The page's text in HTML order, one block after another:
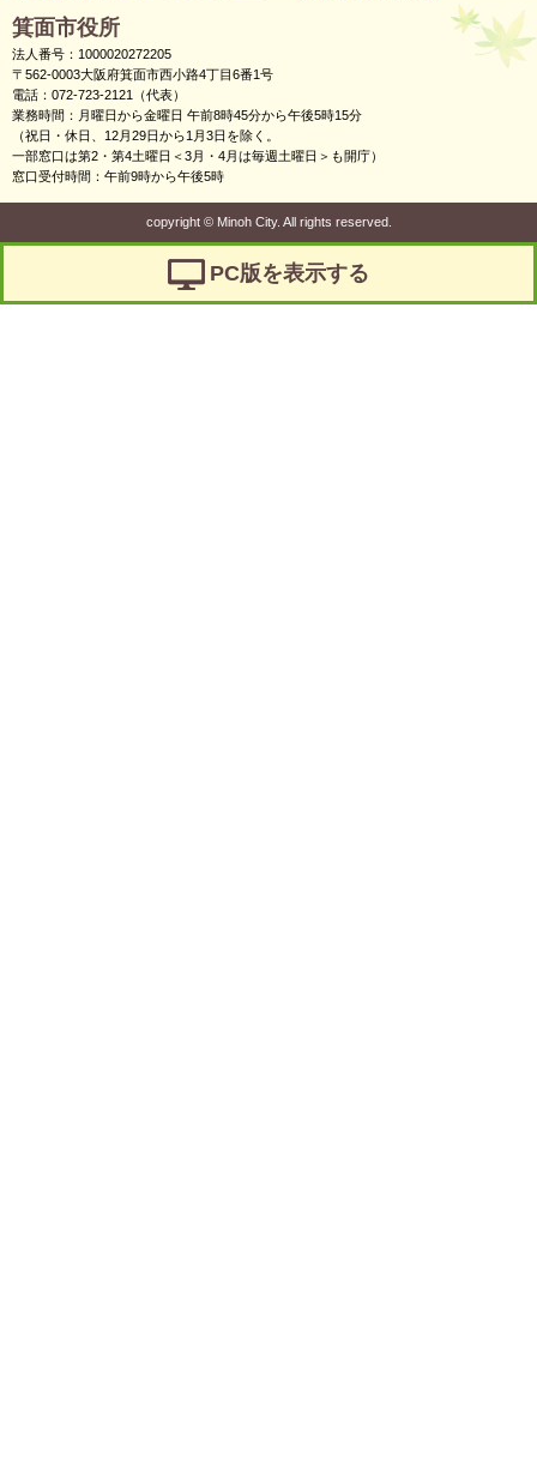
箕面市役所
法人番号：1000020272205
〒562-0003大阪府箕面市西小路4丁目6番1号
電話：072-723-2121（代表）
業務時間：月曜日から金曜日 午前8時45分から午後5時15分
（祝日・休日、12月29日から1月3日を除く。
一部窓口は第2・第4土曜日＜3月・4月は毎週土曜日＞も開庁）
窓口受付時間：午前9時から午後5時
copyright ©Minoh City. All rights reserved.
PC版を表示する